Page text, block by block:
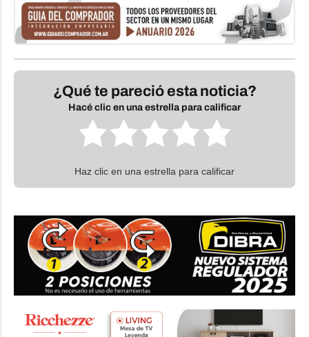
¿Qué te pareció esta noticia?
Hacé clic en una estrella para calificar
Haz clic en una estrella para calificar